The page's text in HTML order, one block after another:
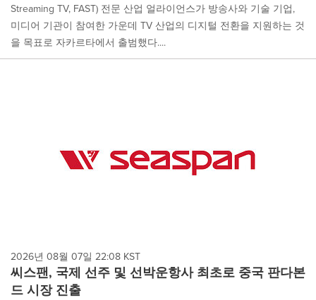
Streaming TV, FAST) 전문 산업 얼라이언스가 방송사와 기술 기업,
미디어 기관이 참여한 가운데 TV 산업의 디지털 전환을 지원하는 것
을 목표로 자카르타에서 출범했다....
2026년 08월 07일 22:08 KST
씨스팬, 국제 선주 및 선박운항사 최초로 중국 판다본
드 시장 진출